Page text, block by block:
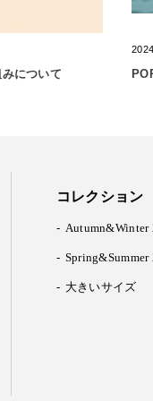
について
コレクション
Autumn&Winter
Spring&Summer
大きいサイズ